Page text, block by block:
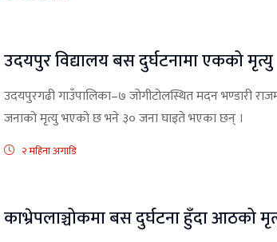
उदयपुर विद्यालय बस दुर्घटनामा एकको मृत्यु
उदयपुरगढी गाउँपालिका–७ जोगीटोलस्थित मदन भण्डारी
जनाको मृत्यु भएको छ भने ३० जना घाइते भएका छन् ।
२ महिना अगाडि
काभ्रेपलाञ्चोकमा बस दुर्घटना हुँदा आठको